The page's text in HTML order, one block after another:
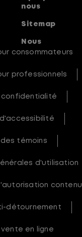
nous
Sitemap
Nous
consommateurs
professionnels
confidentialité
témoins
d'utilisation
contenu
détournement
en ligne